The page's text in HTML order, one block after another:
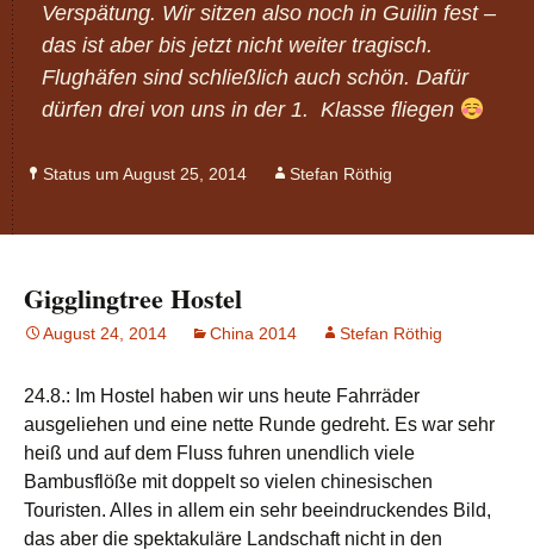
Verspätung. Wir sitzen also noch in Guilin fest –
das ist aber bis jetzt nicht weiter tragisch.
Flughäfen sind schließlich auch schön. Dafür
dürfen drei von uns in der 1. Klasse fliegen
Status um August 25, 2014 Stefan Röthig
Gigglingtree Hostel
August 24, 2014 China 2014 Stefan Röthig
24.8.: Im Hostel haben wir uns heute Fahrräder
ausgeliehen und eine nette Runde gedreht. Es war sehr
heiß und auf dem Fluss fuhren unendlich viele
Bambusflöße mit doppelt so vielen chinesischen
Touristen. Alles in allem ein sehr beeindruckendes Bild,
das aber die spektakuläre Landschaft nicht in den